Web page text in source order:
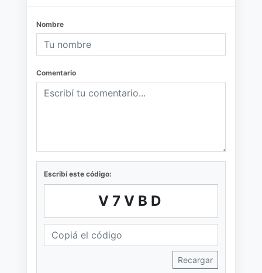
Nombre
Comentario
Escribí este código:
V7VBD
Recargar